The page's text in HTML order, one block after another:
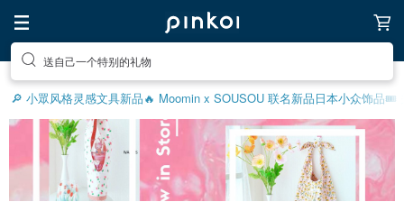
送自己一个特别的礼物
🔎 小眾风格灵感文具新品🔥 Moomin x SOUSOU 联名新品日本小众饰品🎟️